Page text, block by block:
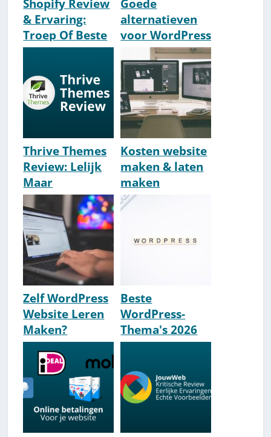
Shopify Review
& Ervaring:
Troep Of Beste
Webshop-
Goede
alternatieven
voor WordPress
om zelf
websites te
maken [2026]
Thrive Themes
Review: Lelijk
Maar
Converterend?
[Pas Op]
Kosten website
maken & laten
maken
[Overzicht
2026]
Zelf WordPress
Website Leren
Maken?
[Handleiding
2026] Stap Voor
Stap!
Beste
WordPress-
Thema's 2026
[Dit Zijn De #1